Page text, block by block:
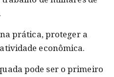
na prática, proteger a
econômica.
pode ser o primeiro